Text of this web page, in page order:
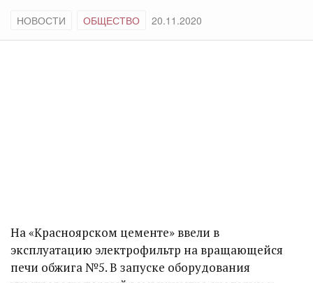
НОВОСТИ ОБЩЕСТВО 20.11.2020
На «Красноярском цементе» ввели в
эксплуатацию электрофильтр на вращающейся
печи обжига №5. В запуске оборудования